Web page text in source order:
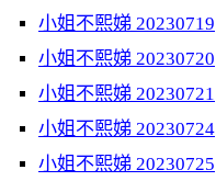
小姐不熙娣 20230719
小姐不熙娣 20230720
小姐不熙娣 20230721
小姐不熙娣 20230724
小姐不熙娣 20230725